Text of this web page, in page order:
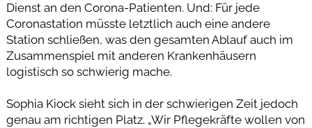
Dienst an den Corona-Patienten. Und: Für jede
Coronastation müsste letztlich auch eine andere
Station schließen, was den gesamten Ablauf auch im
Zusammenspiel mit anderen Krankenhäusern
logistisch so schwierig mache.
Sophia Kiock sieht sich in der schwierigen Zeit jedoch
genau am richtigen Platz. „Wir Pflegekräfte wollen von